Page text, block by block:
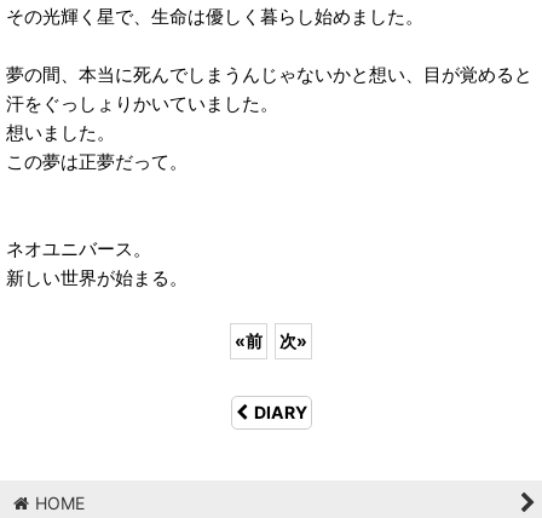
その光輝く星で、生命は優しく暮らし始めました。
夢の間、本当に死んでしまうんじゃないかと想い、目が覚めると
汗をぐっしょりかいていました。
想いました。
この夢は正夢だって。
ネオユニバース。
新しい世界が始まる。
«前 次»
DIARY
HOME